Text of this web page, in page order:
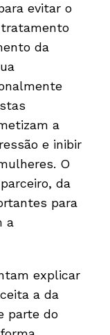
evitar o
da
a
e inibir
O
da
para
a
explicar
a da
parte do